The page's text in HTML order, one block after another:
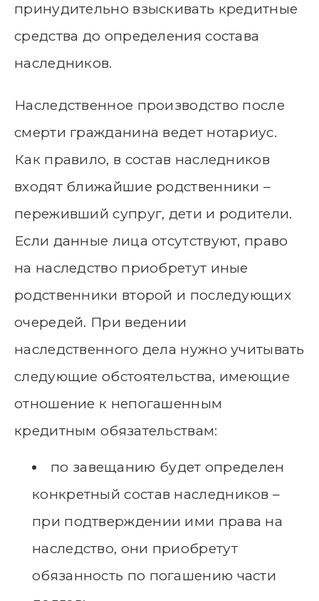
принудительно взыскивать кредитные
средства до определения состава
наследников.
Наследственное производство после
смерти гражданина ведет нотариус.
Как правило, в состав наследников
входят ближайшие родственники –
переживший супруг, дети и родители.
Если данные лица отсутствуют, право
на наследство приобретут иные
родственники второй и последующих
очередей. При ведении
наследственного дела нужно учитывать
следующие обстоятельства, имеющие
отношение к непогашенным
кредитным обязательствам:
по завещанию будет определен
конкретный состав наследников –
при подтверждении ими права на
наследство, они приобретут
обязанность по погашению части